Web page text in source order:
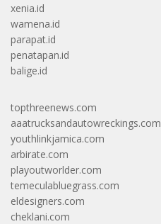
xenia.id
wamena.id
parapat.id
penatapan.id
balige.id
topthreenews.com
aaatrucksandautowreckings.com
youthlinkjamica.com
arbirate.com
playoutworlder.com
temeculabluegrass.com
eldesigners.com
cheklani.com